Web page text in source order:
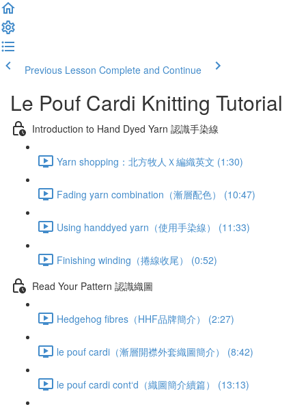
Previous Lesson Complete and Continue
Le Pouf Cardi Knitting Tutorial
Introduction to Hand Dyed Yarn 認識手染線
Yarn shopping：北方牧人Ｘ編織英文 (1:30)
Fading yarn combination（漸層配色） (10:47)
Using handdyed yarn（使用手染線） (11:33)
Finishing winding（捲線收尾） (0:52)
Read Your Pattern 認識織圖
Hedgehog fibres（HHF品牌簡介） (2:27)
le pouf cardi（漸層開襟外套織圖簡介） (8:42)
le pouf cardi cont‘d（織圖簡介續篇） (13:13)